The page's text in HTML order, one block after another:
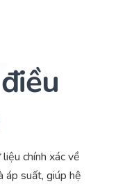
Liên hệ 24/7
chính xác về
áp suất, giúp hệ